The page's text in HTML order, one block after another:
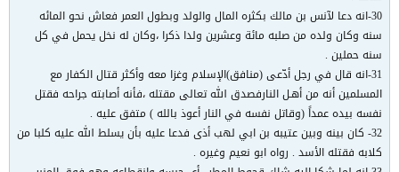
30-انه دعا لآنس بن مالك بكثره المال والولد وبطول العمر فعاش نحو المائه
سنه وكان ولده من صلبه مائة وعشرين ولدا ذكرا ،وكان له نخل يحمل في كل
سنه حملين .
31-انه قال في رجل أدّعى (منافق)الإسلام وغزا معه وأكثر قتال الكفار مع
المسلمين أنه من أهـل النارفصدق الله تعالى مقتله ،فأنه أصابته جراحه فقتل
نفسه بيده عمداً ‍‍‍‍‍‍(وقاتل نفسه في النار أعوذ بالله ) متفق عليه .
32- كان بينه وبين عتيبه بن ابي لهب أذى فدعا عليه بأن يسلط الله عليه كلبا من
كلابه فقتله الأسد . رواه ابو نعيم وغيره .